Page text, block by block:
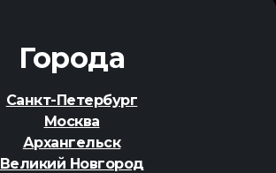
Города
Санкт-Петербург
Москва
Архангельск
Великий Новгород